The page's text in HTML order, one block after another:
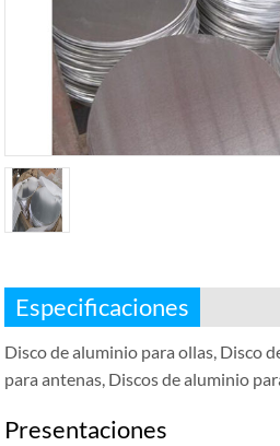
Especificaciones
Disco de aluminio para ollas, Disco
para antenas, Discos de aluminio
Presentaciones